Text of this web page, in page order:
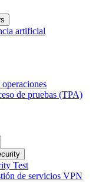
artificial
de pruebas (TPA)
Test
de servicios VPN